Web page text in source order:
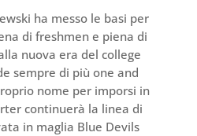
ha messo le basi per
di freshmen e piena di
nuova era del college
sempre di più one and
nome per imporsi in
continuerà la linea di
in maglia Blue Devils